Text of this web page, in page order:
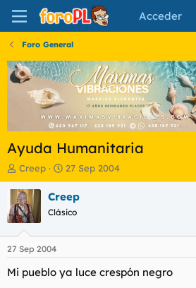
Acceder
Foro General
Ayuda Humanitaria
I
n
i
c
i
a
d
o
d
Creep
F
e
c
a
i
n
27 Sep 2004
Creep
Clásico
27 Sep 2004
Mi pueblo ya luce crespón negro